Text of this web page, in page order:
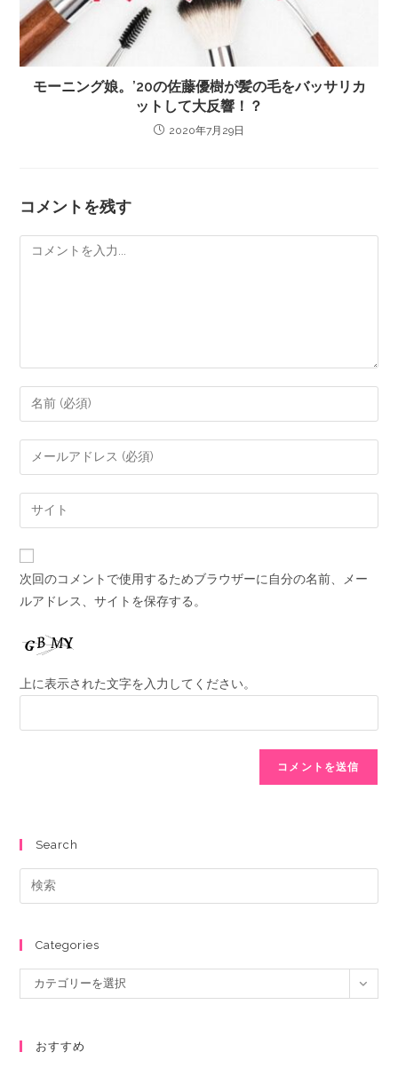
モーニング娘。’20の佐藤優樹が髪の毛をバッサリカ
ットして大反響！？
2020年7月29日
コメントを残す
次回のコメントで使用するためブラウザーに自分の名前、メー
ルアドレス、サイトを保存する。
上に表示された文字を入力してください。
Search
Categories
カテゴリーを選択
おすすめ